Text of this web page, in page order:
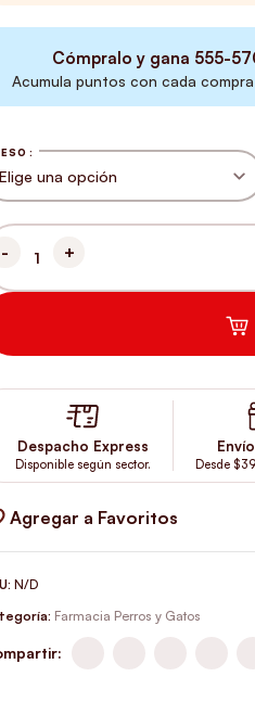
Cómpralo y gana 555-
Acumula puntos con cada
RAZAS GRANDES Y
Despacho Express
Disponible según sector. Desde
Agregar a Favoritos
N/D
Farmacia Perros y Gatos